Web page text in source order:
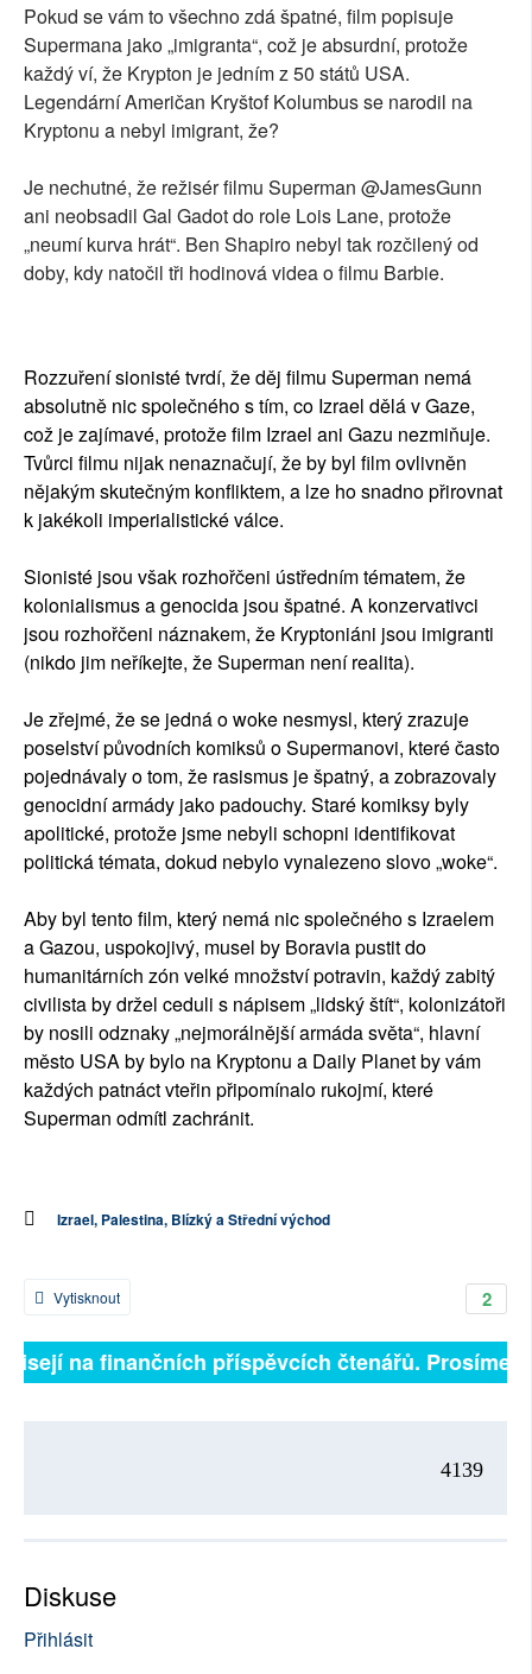
Pokud se vám to všechno zdá špatné, film popisuje
Supermana jako „imigranta“, což je absurdní, protože
každý ví, že Krypton je jedním z 50 států USA.
Legendární Američan Kryštof Kolumbus se narodil na
Kryptonu a nebyl imigrant, že?
Je nechutné, že režisér filmu Superman @JamesGunn
ani neobsadil Gal Gadot do role Lois Lane, protože
„neumí kurva hrát“. Ben Shapiro nebyl tak rozčilený od
doby, kdy natočil tři hodinová videa o filmu Barbie.
Rozzuření sionisté tvrdí, že děj filmu Superman nemá
absolutně nic společného s tím, co Izrael dělá v Gaze,
což je zajímavé, protože film Izrael ani Gazu nezmiňuje.
Tvůrci filmu nijak nenaznačují, že by byl film ovlivněn
nějakým skutečným konfliktem, a lze ho snadno přirovnat
k jakékoli imperialistické válce.
Sionisté jsou však rozhořčeni ústředním tématem, že
kolonialismus a genocida jsou špatné. A konzervativci
jsou rozhořčeni náznakem, že Kryptoniáni jsou imigranti
(nikdo jim neříkejte, že Superman není realita).
Je zřejmé, že se jedná o woke nesmysl, který zrazuje
poselství původních komiksů o Supermanovi, které často
pojednávaly o tom, že rasismus je špatný, a zobrazovaly
genocidní armády jako padouchy. Staré komiksy byly
apolitické, protože jsme nebyli schopni identifikovat
politická témata, dokud nebylo vynalezeno slovo „woke“.
Aby byl tento film, který nemá nic společného s Izraelem
a Gazou, uspokojivý, musel by Boravia pustit do
humanitárních zón velké množství potravin, každý zabitý
civilista by držel ceduli s nápisem „lidský štít“, kolonizátoři
by nosili odznaky „nejmorálnější armáda světa“, hlavní
město USA by bylo na Kryptonu a Daily Planet by vám
každých patnáct vteřin připomínalo rukojmí, které
Superman odmítl zachránit.
Izrael, Palestina, Blízký a Střední východ
2
Vytisknout
na finančních příspěvcích čtenářů. Prosíme,
4139
Diskuse
Přihlásit